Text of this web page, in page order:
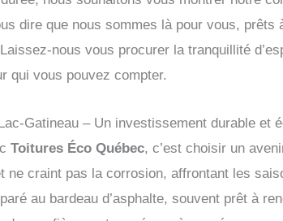
dire que nous sommes là pour vous,
nous vous procurer la tranquillité
qui vous pouvez compter.
Gatineau – Un investissement durable et
Toitures Éco Québec, c’est choisir un
ne craint pas la corrosion, affrontant les
au bardeau d’asphalte, souvent prêt à